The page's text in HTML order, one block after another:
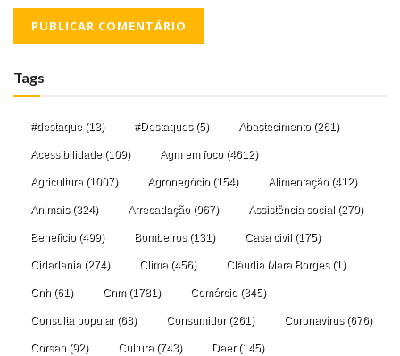
Tags
#destaque (13) #Destaques(5) Abastecimento(261)
Acessibilidade (109) Agm em foco(4612)
Agricultura (1007) Agronegócio(154) Alimentação(412)
Animais(324) Arrecadação(967) Assistência social (279)
Benefício(499) Bombeiros(131) Casa civil (175)
Cidadania (274) Clima (456) Cláudia Mara Borges(1)
Cnh (61) Cnm(1781) Comércio(345)
Consulta popular(68) Consumidor(261) Coronavírus(676)
Corsan (92) Cultura (743) Daer(145)